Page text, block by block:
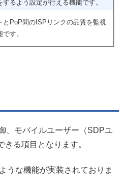
するよう設定が行える機能です。
とPoP間のISPリンクの品質を監視
す。
、モバイルユーザー（SDPユ
る項目となります。
うな機能が実装されておりま